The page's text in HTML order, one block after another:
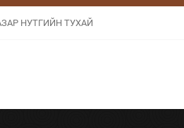
НУТГИЙН ТУХАЙ